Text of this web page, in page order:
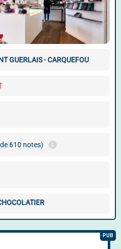
GUERLAIS - CARQUEFOU
610 notes)